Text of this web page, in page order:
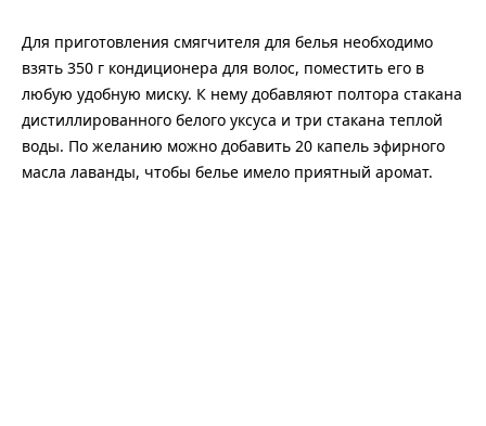
Для приготовления смягчителя для белья необходимо
взять 350 г кондиционера для волос, поместить его в
любую удобную миску. К нему добавляют полтора стакана
дистиллированного белого уксуса и три стакана теплой
воды. По желанию можно добавить 20 капель эфирного
масла лаванды, чтобы белье имело приятный аромат.